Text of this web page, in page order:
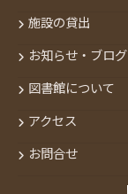
施設の貸出
お知らせ・ブログ
図書館について
アクセス
お問合せ